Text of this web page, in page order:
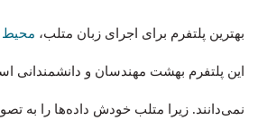
بهترین پلتفرم برای اجرای زبان متلب، محیط
این پلتفرم بهشت مهندسان و دانشمندانی
نمی‌دانند. زیرا متلب خودش داده‌ها را به